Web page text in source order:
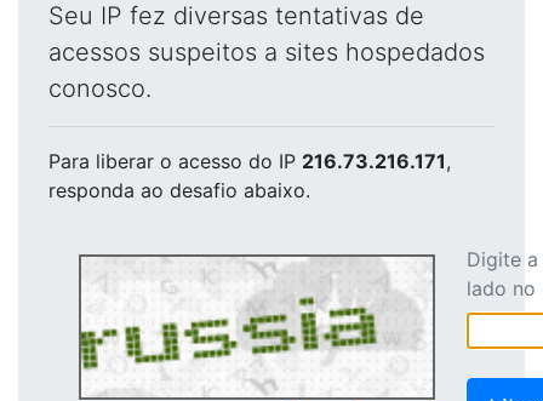
Seu IP fez diversas tentativas de
acessos suspeitos a sites hospedados
conosco.
Para liberar o acesso do IP 216.73.216.171,
responda ao desafio abaixo.
Digite
lado no